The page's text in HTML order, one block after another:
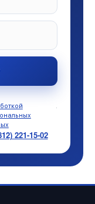
.
221-15-02